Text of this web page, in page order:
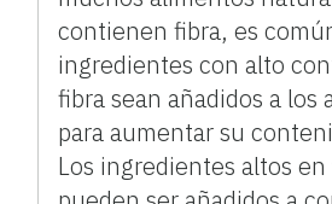
contienen fibra, es
ingredientes con alto
fibra sean añadidos a los
para aumentar su
Los ingredientes altos